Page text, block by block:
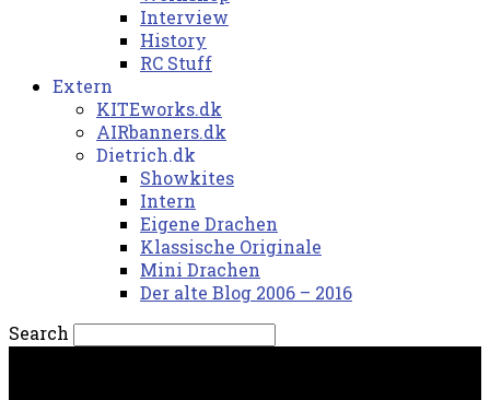
Interview
History
RC Stuff
Extern
KITEworks.dk
AIRbanners.dk
Dietrich.dk
Showkites
Intern
Eigene Drachen
Klassische Originale
Mini Drachen
Der alte Blog 2006 – 2016
Search